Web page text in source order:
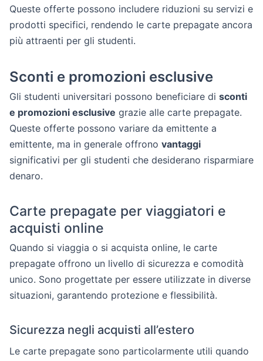
Queste offerte possono includere riduzioni su servizi e
prodotti specifici, rendendo le carte prepagate ancora
più attraenti per gli studenti.
Sconti e promozioni esclusive
Gli studenti universitari possono beneficiare di sconti
e promozioni esclusive grazie alle carte prepagate.
Queste offerte possono variare da emittente a
emittente, ma in generale offrono vantaggi
significativi per gli studenti che desiderano risparmiare
denaro.
Carte prepagate per viaggiatori e
acquisti online
Quando si viaggia o si acquista online, le carte
prepagate offrono un livello di sicurezza e comodità
unico. Sono progettate per essere utilizzate in diverse
situazioni, garantendo protezione e flessibilità.
Sicurezza negli acquisti all’estero
Le carte prepagate sono particolarmente utili quando